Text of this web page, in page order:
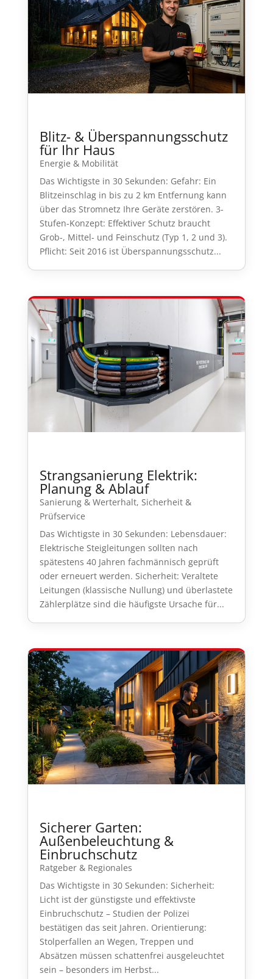
Blitz- & Überspannungsschutz
für Ihr Haus
Energie & Mobilität
Das Wichtigste in 30 Sekunden: Gefahr: Ein
Blitzeinschlag in bis zu 2 km Entfernung kann
über das Stromnetz Ihre Geräte zerstören. 3-
Stufen-Konzept: Effektiver Schutz braucht
Grob-, Mittel- und Feinschutz (Typ 1, 2 und 3).
Pflicht: Seit 2016 ist Überspannungsschutz...
Strangsanierung Elektrik:
Planung & Ablauf
Sanierung & Werterhalt, Sicherheit &
Prüfservice
Das Wichtigste in 30 Sekunden: Lebensdauer:
Elektrische Steigleitungen sollten nach
spätestens 40 Jahren fachmännisch geprüft
oder erneuert werden. Sicherheit: Veraltete
Leitungen (klassische Nullung) und überlastete
Zählerplätze sind die häufigste Ursache für...
Sicherer Garten:
Außenbeleuchtung &
Einbruchschutz
Ratgeber & Regionales
Das Wichtigste in 30 Sekunden: Sicherheit:
Licht ist der günstigste und effektivste
Einbruchschutz – Studien der Polizei
bestätigen das seit Jahren. Orientierung:
Stolperfallen an Wegen, Treppen und
Absätzen müssen schattenfrei ausgeleuchtet
sein – besonders im Herbst...